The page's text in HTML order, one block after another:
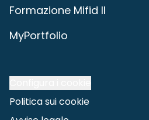
Formazione Mifid II
MyPortfolio
Politica sui cookie